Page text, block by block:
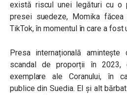
există riscul unei legături cu o
presei suedeze, Momika
TikTok, în momentul în care a fost
Presa internațională
scandal de proporții în
exemplare ale Coranului, în
publice din Suedia. El și alt